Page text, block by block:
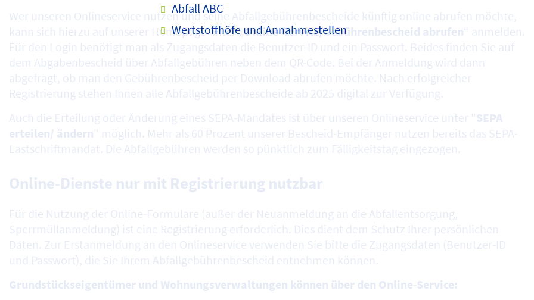
Abfall ABC
Wertstoffhöfe und Annahmestellen
Wer unseren Onlineservice nutzen und seine Abfallgebührenbescheide künftig online abrufen möchte,
kann sich hierzu auf unserer Homepage unter „Online-Service/Gebührenbescheid abrufen“ anmelden.
Für den Login benötigt man als Zugangsdaten die Benutzer-ID und ein Passwort. Beides finden Sie auf
dem Abgabenbescheid über Abfallgebühren neben dem QR-Code. Bei der Anmeldung wird dann
abgefragt, ob man den Gebührenbescheid per Download abrufen möchte. Nach erfolgreicher
Registrierung stehen Ihnen alle Abfallgebührenbescheide ab 2025 digital zur Verfügung.
Auch die Erteilung oder Änderung eines SEPA-Mandates ist über unseren Onlineservice unter " SEPA
erteilen/ ändern" möglich. Mehr als 60 Prozent unserer Bescheid-Empfänger nutzen bereits das SEPA-
Lastschriftmandat. Die Abfallgebühren werden so pünktlich zum Fälligkeitstag eingezogen.
Online-Dienste nur mit Registrierung nutzbar
Für die Nutzung der Online-Formulare (außer der Neuanmeldung an die Abfallentsorgung,
Sperrmüllanmeldung) ist eine Registrierung erforderlich. Dies dient dem Schutz Ihrer persönlichen
Daten. Zur Erstanmeldung an den Onlineservice verwenden Sie bitte die Zugangsdaten (Benutzer-ID
und Passwort), die Sie Ihrem Abfallgebührenbescheid entnehmen können.
Grundstückseigentümer und Wohnungsverwaltungen können über den Online-Service: